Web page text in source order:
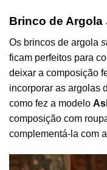
Brinco de Argola
Os brincos de argola
ficam perfeitos para
deixar a composição
incorporar as argolas
como fez a modelo
composição com
complementá-la com